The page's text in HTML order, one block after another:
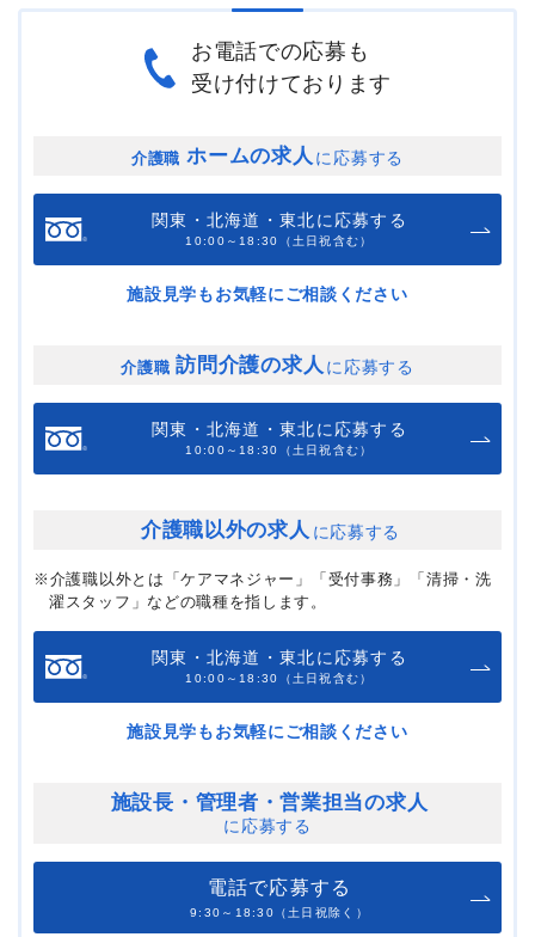
お電話での応募も
受け付けております
介護職 ホームの求人 に応募する
関東・北海道・東北に応募する
10:00～18:30（土日祝含む）
施設見学もお気軽にご相談ください
介護職 訪問介護の求人 に応募する
関東・北海道・東北に応募する
10:00～18:30（土日祝含む）
介護職以外の求人 に応募する
※介護職以外とは「ケアマネジャー」「受付事務」「清掃・洗
濯スタッフ」などの職種を指します。
関東・北海道・東北に応募する
10:00～18:30（土日祝含む）
施設見学もお気軽にご相談ください
施設長・管理者・営業担当の求人
に応募する
電話で応募する
9:30～18:30（土日祝除く）